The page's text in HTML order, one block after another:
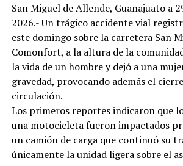
Claudia Elisa Rodríguez.
En contra de la medida: El alcalde
Nieves; los regidores panistas José
Lilia Carrillo; y el regidor morenista J.
La discordia que prevalece en el
evidenció al abordar la propuesta para
presupuesto municipal por un monto
para el programa estatal “Mi Colonia
pesos para el programa federal de la
San Miguel de Allende, Guanajuato a
2026.- Un trágico accidente vial
este domingo sobre la carretera San
Comonfort, a la altura de la
la vida de un hombre y dejó a una
gravedad, provocando además el
circulación.
Los primeros reportes indicaron que
una motocicleta fueron impactados
un camión de carga que continuó su
únicamente la unidad ligera sobre el